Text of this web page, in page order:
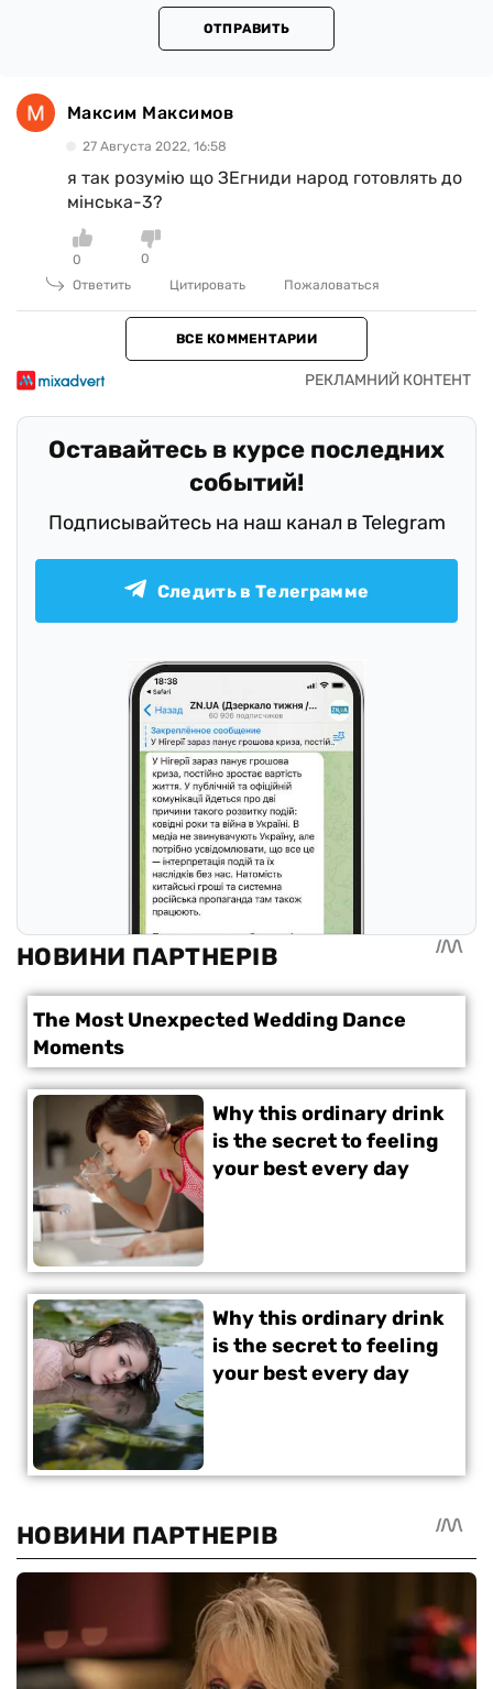
ОТПРАВИТЬ
Максим Максимов
27 Августа 2022, 16:58
я так розумію що ЗЕгниди народ готовлять до
мінська-3?
0
0
Ответить
Цитировать Пожаловаться
ВСЕ КОММЕНТАРИИ
Оставайтесь в курсе последних
событий!
Подписывайтесь на наш канал в Telegram
Следить в Телеграмме